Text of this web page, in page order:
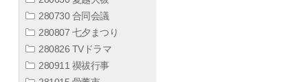
280730 合同会議
280807 七夕まつり
280826 TVドラマ
280911 禊祓行事